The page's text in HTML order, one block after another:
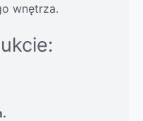
wnętrza.